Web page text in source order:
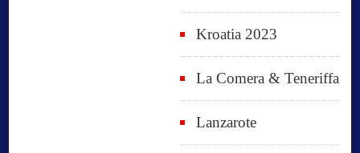
Kroatia 2023
La Comera & Teneriffa
Lanzarote